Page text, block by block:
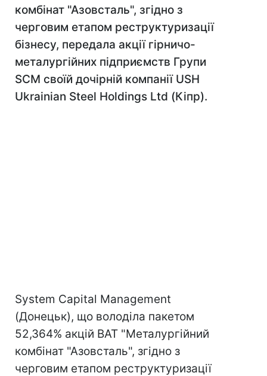
комбінат "Азовсталь", згідно з
черговим етапом реструктуризації
бізнесу, передала акції гірничо-
металургійних підприємств Групи
SCM своїй дочірній компанії USH
Ukrainian Steel Holdings Ltd (Кіпр).
System Capital Management
(Донецьк), що володіла пакетом
52,364% акцій ВАТ "Металургійний
комбінат "Азовсталь", згідно з
черговим етапом реструктуризації